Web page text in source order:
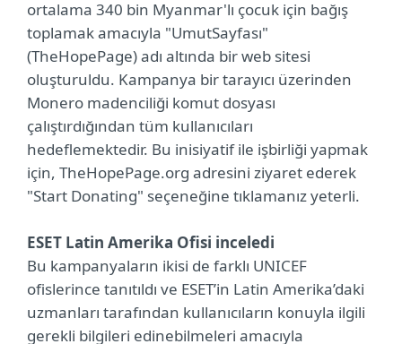
ortalama 340 bin Myanmar'lı çocuk için bağış
toplamak amacıyla "UmutSayfası"
(TheHopePage) adı altında bir web sitesi
oluşturuldu. Kampanya bir tarayıcı üzerinden
Monero madenciliği komut dosyası
çalıştırdığından tüm kullanıcıları
hedeflemektedir. Bu inisiyatif ile işbirliği yapmak
için, TheHopePage.org adresini ziyaret ederek
"Start Donating" seçeneğine tıklamanız yeterli.
ESET Latin Amerika Ofisi inceledi
Bu kampanyaların ikisi de farklı UNICEF
ofislerince tanıtıldı ve ESET’in Latin Amerika’daki
uzmanları tarafından kullanıcıların konuyla ilgili
gerekli bilgileri edinebilmeleri amacıyla